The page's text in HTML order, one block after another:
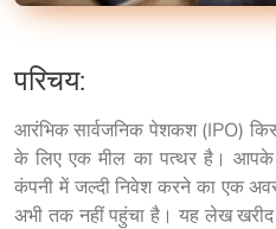
परिचय:
आरंभिक सार्वजनिक पेशकश (IPO)
के लिए एक मील का पत्थर है। आपके
कंपनी में जल्दी निवेश करने का एक
अभी तक नहीं पहुंचा है। यह लेख खरीद